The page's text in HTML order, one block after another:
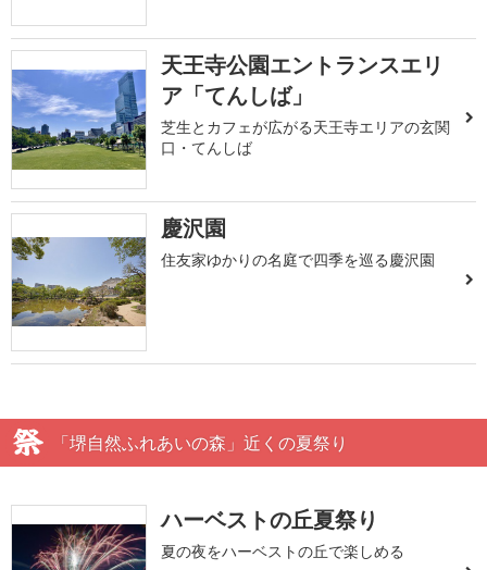
天王寺公園エントランスエリ
ア「てんしば」
芝生とカフェが広がる天王寺エリアの玄関
口・てんしば
慶沢園
住友家ゆかりの名庭で四季を巡る慶沢園
「堺自然ふれあいの森」近くの夏祭り
ハーベストの丘夏祭り
夏の夜をハーベストの丘で楽しめる